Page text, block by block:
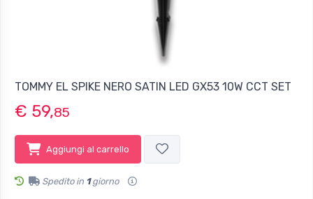
TOMMY EL SPIKE NERO SATIN LED GX53 10W CCT SET
€ 59,85
Aggiungi al carrello
Spedito in 1giorno